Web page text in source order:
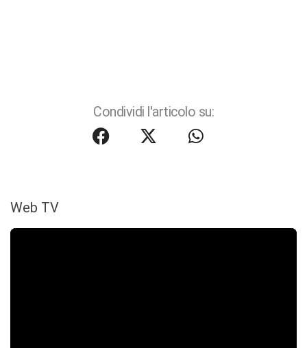
Condividi l'articolo su:
Web TV